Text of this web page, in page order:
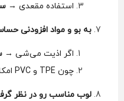
استفاده مقعدی →
به بو و مواد افزودنی
اگر اذیت می‌شی →
چون TPE و PVC امکان بو گرفتن بیشتری دارن.
لوب مناسب رو در نظر